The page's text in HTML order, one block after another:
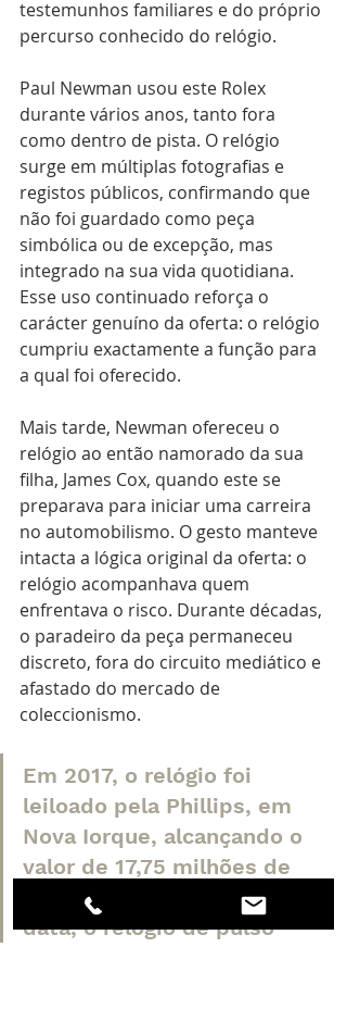
testemunhos familiares e do próprio
percurso conhecido do relógio.
Paul Newman usou este Rolex
durante vários anos, tanto fora
como dentro de pista. O relógio
surge em múltiplas fotografias e
registos públicos, confirmando que
não foi guardado como peça
simbólica ou de excepção, mas
integrado na sua vida quotidiana.
Esse uso continuado reforça o
carácter genuíno da oferta: o relógio
cumpriu exactamente a função para
a qual foi oferecido.
Mais tarde, Newman ofereceu o
relógio ao então namorado da sua
filha, James Cox, quando este se
preparava para iniciar uma carreira
no automobilismo. O gesto manteve
intacta a lógica original da oferta: o
relógio acompanhava quem
enfrentava o risco. Durante décadas,
o paradeiro da peça permaneceu
discreto, fora do circuito mediático e
afastado do mercado de
coleccionismo.
Em 2017, o relógio foi
leiloado pela Phillips, em
Nova Iorque, alcançando o
valor de 17,75 milhões de
dólares e tornando-se, à
data, o relógio de pulso